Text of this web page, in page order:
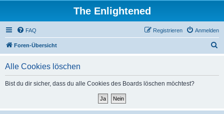
The Enlightened
FAQ Anmelden
Registrieren
Foren-Übersicht
Alle Cookies löschen
Bist du dir sicher, dass du alle Cookies des Boards löschen möchtest?